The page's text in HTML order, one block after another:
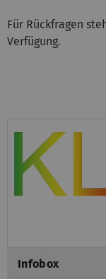
Für Rückfragen
Verfügung.
Infobox